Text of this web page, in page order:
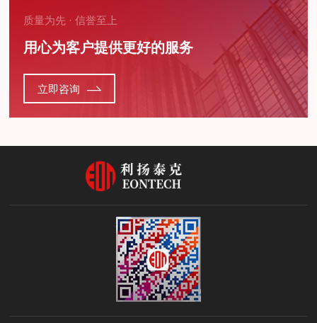
质量为先 · 信誉至上
用心为客户提供更好的服务
立即咨询